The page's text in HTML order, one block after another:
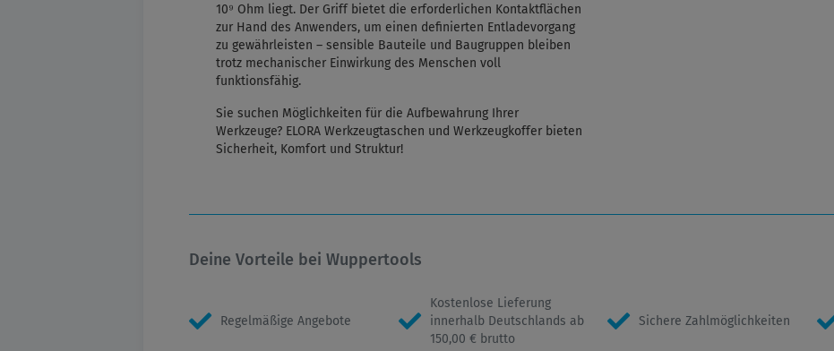
10⁹ Ohm liegt. Der Griff bietet die erforderlichen Kontaktflächen
zur Hand des Anwenders, um einen definierten Entladevorgang
zu gewährleisten – sensible Bauteile und Baugruppen bleiben
trotz mechanischer Einwirkung des Menschen voll
funktionsfähig.
Sie suchen Möglichkeiten für die Aufbewahrung Ihrer
Werkzeuge? ELORA Werkzeugtaschen und Werkzeugkoffer bieten
Sicherheit, Komfort und Struktur!
Deine Vorteile bei Wuppertools
Regelmäßige Angebote
Kostenlose Lieferung
innerhalb Deutschlands ab
150,00 € brutto
Sichere Zahlmöglichkeiten